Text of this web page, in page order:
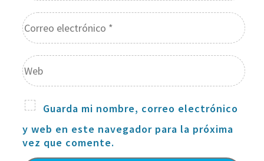
Guarda mi nombre, correo electrónico
y web en este navegador para la próxima
vez que comente.